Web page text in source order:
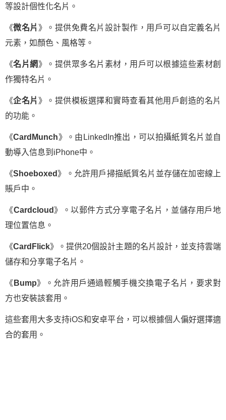
等設計個性化名片。
《微名片 》。提供免費名片設計製作，用戶可以自定義名片
元素，如顏色、風格等。
《名片網 》。提供眾多名片素材，用戶可以根據這些素材創
作獨特名片。
《企名片 》。提供模板選擇和實時查看其他用戶創造的名片
的功能。
《CardMunch》。由LinkedIn推出，可以拍攝紙質名片並自
動導入信息到iPhone中。
《Shoeboxed 》。允許用戶掃描紙質名片並存儲在加密線上
賬戶中。
《Cardcloud 》。以郵件方式分享電子名片，並儲存用戶地
理位置信息。
《CardFlick》。提供20個設計主題的名片設計，並支持雲端
儲存和分享電子名片。
《 Bump》。允許用戶通過輕觸手機交換電子名片，要求對
方也安裝該套用。
這些套用大多支持iOS和安卓平台，可以根據個人偏好選擇適
合的套用。